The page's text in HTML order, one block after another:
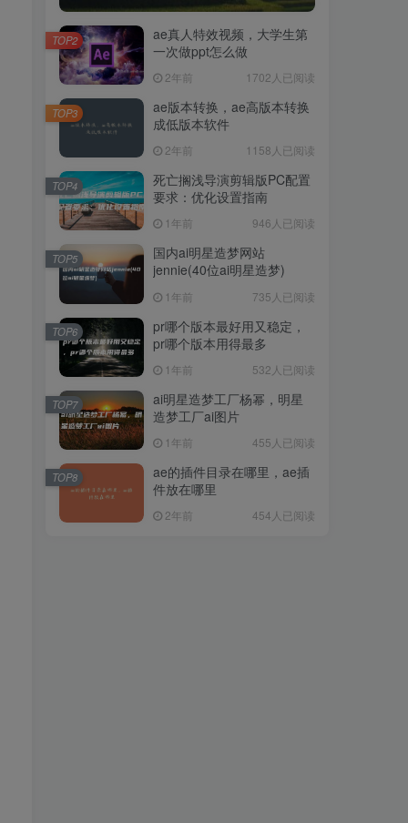
ae真人特效视频，大学生第
一次做ppt怎么做
2年前 1702人已阅读
TOP2
ae版本转换，ae高版本转换
成低版本软件
2年前 1158人已阅读
TOP3
死亡搁浅导演剪辑版PC配置
要求：优化设置指南
1年前 946人已阅读
TOP4
国内ai明星造梦网站
jennie(40位ai明星造梦)
1年前 735人已阅读
TOP5
pr哪个版本最好用又稳定，
pr哪个版本用得最多
1年前 532人已阅读
TOP6
ai明星造梦工厂杨幂，明星
造梦工厂ai图片
1年前 455人已阅读
TOP7
ae的插件目录在哪里，ae插
件放在哪里
2年前 454人已阅读
TOP8